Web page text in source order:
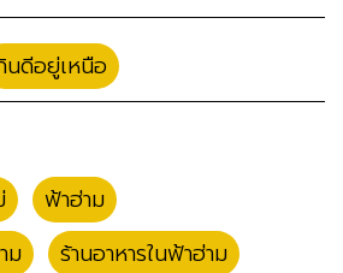
นดีอยู่เหนือ
ฟ้าฮ่าม
ม
ร้านอาหารในฟ้าฮ่าม